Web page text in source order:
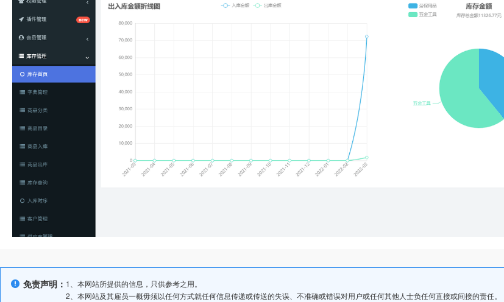
免责声明： 1、本网站所提供的信息，只供参考之用。
2、本网站及其雇员一概毋须以任何方式就任何信息传递或传送的失误、不准确或错误对用户或任何其他人士负任何直接或间接的责任。